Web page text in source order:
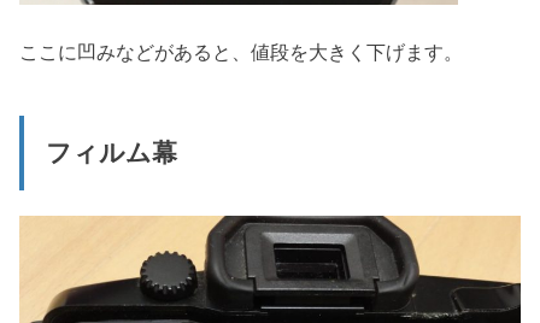
ここに凹みなどがあると、値段を大きく下げます。
フィルム幕